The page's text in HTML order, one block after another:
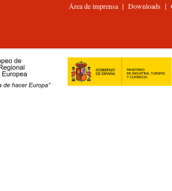
Área de imprensa| Downloads|